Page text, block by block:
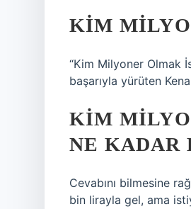
KIM
“Kim Milyoner Olmak
başarıyla yürüten
KIM
NE KADAR
Cevabını bilmesine
bin lirayla gel, ama